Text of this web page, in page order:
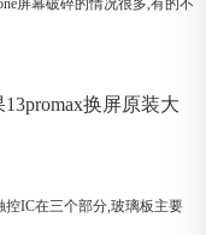
屏幕破碎的情况很多,有的不
换屏原装大
IC在三个部分,玻璃板主要